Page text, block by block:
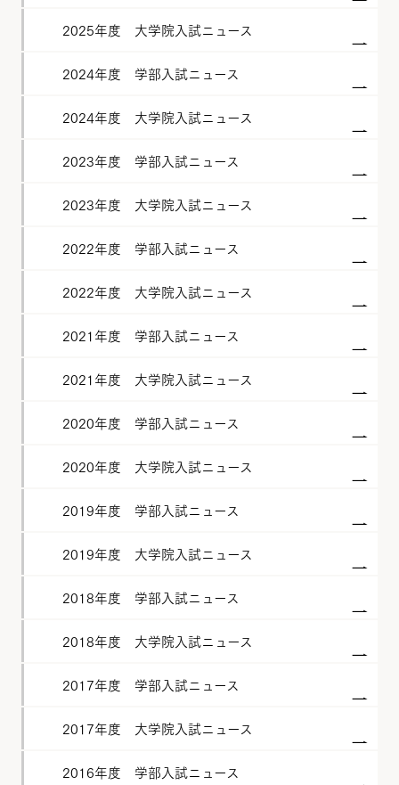
2025年度 大学院入試ニュース
2024年度 学部入試ニュース
2024年度 大学院入試ニュース
2023年度 学部入試ニュース
2023年度 大学院入試ニュース
2022年度 学部入試ニュース
2022年度 大学院入試ニュース
2021年度 学部入試ニュース
2021年度 大学院入試ニュース
2020年度 学部入試ニュース
2020年度 大学院入試ニュース
2019年度 学部入試ニュース
2019年度 大学院入試ニュース
2018年度 学部入試ニュース
2018年度 大学院入試ニュース
2017年度 学部入試ニュース
2017年度 大学院入試ニュース
2016年度 学部入試ニュース